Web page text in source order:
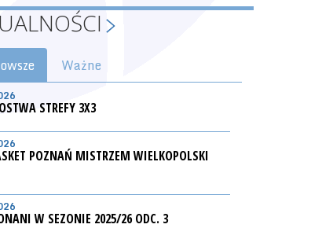
Ważne
STREFY 3X3
POZNAŃ MISTRZEM WIELKOPOLSKI
W SEZONIE 2025/26 ODC. 3